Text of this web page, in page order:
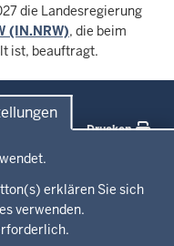
erklären Sie sich
verwenden.
die Landesregierung
(IN.NRW), die beim
ist, beauftragt.
Drucken